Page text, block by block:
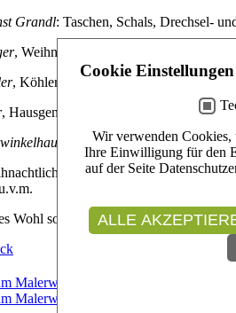
Grandl: Taschen, Schals, Drechsel-
, Weihnachtsbäckerei: Christstollen,
, Köhler´s Schneeballen: Schneeballen,
, Hausgemachte Spezialitäten:
: Hüte und Mützen aus
erweiterten Museumsshop
Wohl sorgt derFreundeskreis Museum
Cookie Einstellungen
Wir verwenden Cookies,
Ihre Einwilligung für den
auf der Seite
ALLE